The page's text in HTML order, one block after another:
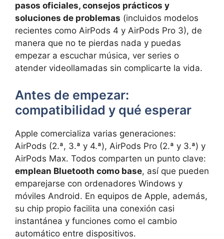
pasos oficiales, consejos prácticos y
soluciones de problemas (incluidos modelos
recientes como AirPods 4 y AirPods Pro 3), de
manera que no te pierdas nada y puedas
empezar a escuchar música, ver series o
atender videollamadas sin complicarte la vida.
Antes de empezar:
compatibilidad y qué esperar
Apple comercializa varias generaciones:
AirPods (2.ª, 3.ª y 4.ª), AirPods Pro (2.ª y 3.ª) y
AirPods Max. Todos comparten un punto clave:
emplean Bluetooth como base, así que pueden
emparejarse con ordenadores Windows y
móviles Android. En equipos de Apple, además,
su chip propio facilita una conexión casi
instantánea y funciones como el cambio
automático entre dispositivos.